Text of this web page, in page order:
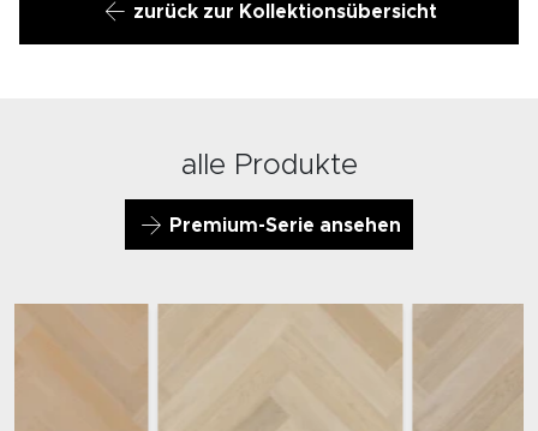
zurück zur Kollektionsübersicht
alle Produkte
Premium-Serie ansehen